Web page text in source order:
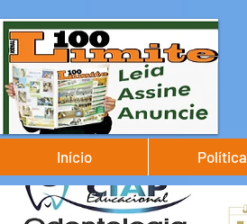
Início Política